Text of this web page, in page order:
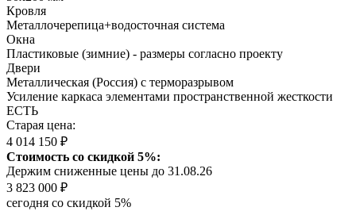
Кровля
Металлочерепица+водосточная система
Окна
Пластиковые (зимние) - размеры согласно проекту
Двери
Металлическая (Россия) с терморазрывом
Усиление каркаса элементами пространственной жесткости
ЕСТЬ
Старая цена:
4 014 150 ₽
Стоимость со скидкой 5%:
Держим сниженные цены до 31.08.26
3 823 000 ₽
сегодня со скидкой 5%